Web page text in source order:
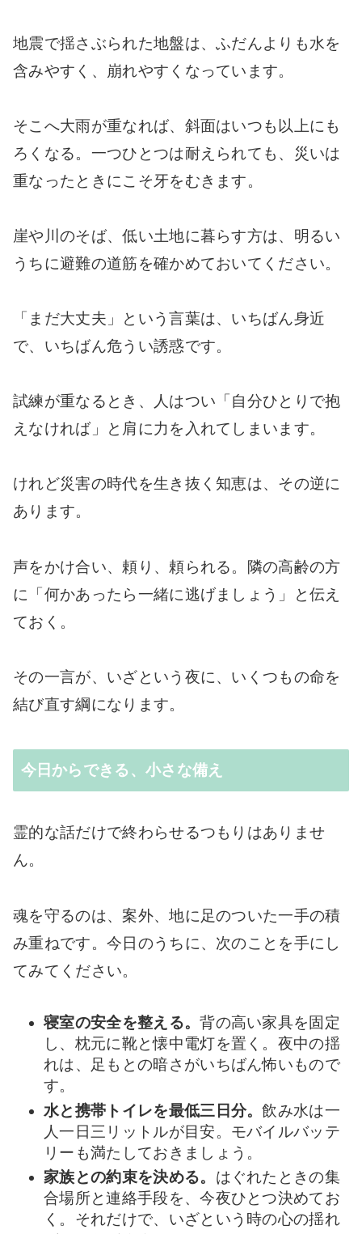
地震で揺さぶられた地盤は、ふだんよりも水を
含みやすく、崩れやすくなっています。
そこへ大雨が重なれば、斜面はいつも以上にも
ろくなる。一つひとつは耐えられても、災いは
重なったときにこそ牙をむきます。
崖や川のそば、低い土地に暮らす方は、明るい
うちに避難の道筋を確かめておいてください。
「まだ大丈夫」という言葉は、いちばん身近
で、いちばん危うい誘惑です。
試練が重なるとき、人はつい「自分ひとりで抱
えなければ」と肩に力を入れてしまいます。
けれど災害の時代を生き抜く知恵は、その逆に
あります。
声をかけ合い、頼り、頼られる。隣の高齢の方
に「何かあったら一緒に逃げましょう」と伝え
ておく。
その一言が、いざという夜に、いくつもの命を
結び直す綱になります。
今日からできる、小さな備え
霊的な話だけで終わらせるつもりはありませ
ん。
魂を守るのは、案外、地に足のついた一手の積
み重ねです。今日のうちに、次のことを手にし
てみてください。
寝室の安全を整える。背の高い家具を固定
し、枕元に靴と懐中電灯を置く。夜中の揺
れは、足もとの暗さがいちばん怖いもので
す。
水と携帯トイレを最低三日分。飲み水は一
人一日三リットルが目安。モバイルバッテ
リーも満たしておきましょう。
家族との約束を決める。 はぐれたときの集
合場所と連絡手段を、今夜ひとつ決めてお
く。それだけで、いざという時の心の揺れ